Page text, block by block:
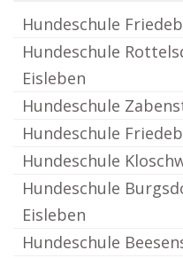
Hundeschule
Hundeschule
Eisleben
Hundeschule
Hundeschule
Hundeschule
Hundeschule
Eisleben
Hundeschule